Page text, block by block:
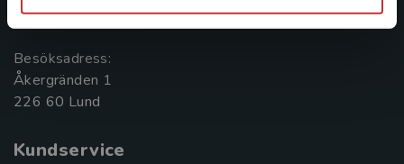
221 00 Lund
Besöksadress:
Åkergränden 1
Kundservice